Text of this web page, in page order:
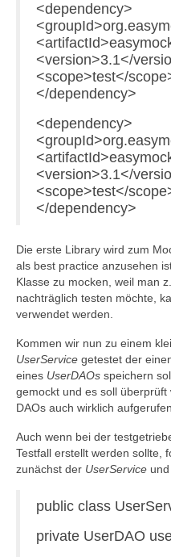
<dependency>
<version>3.1</
<scope>test</
</dependency>
<dependency>
<version>3.1</
<scope>test</
</dependency>
Die erste Library wird zum
als best practice anzusehen
Klasse zu mocken, weil man
nachträglich testen möchte,
verwendet werden.
Kommen wir nun zu einem
UserService getestet der
eines UserDAOs speichern
gemockt und es soll überprüft
DAOs auch wirklich
Auch wenn bei der
Testfall erstellt werden sollte,
zunächst der UserService
public class
private UserDAO